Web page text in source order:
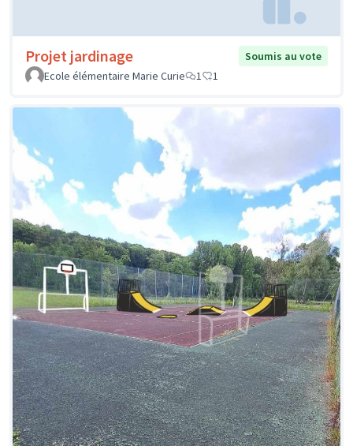
Projet jardinage
Soumis au vote
Ecole élémentaire Marie Curie
1 1